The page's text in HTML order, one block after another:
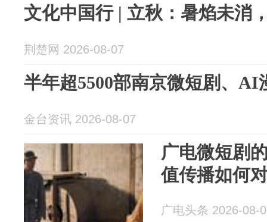
文化中国行 | 立秋：暑焰未消
荆楚网 2026-08-07
半年超5500部南京微短剧、AI
金台资讯 2026-08-07
广电微短剧
值传播如何
广电头条 2026-08-